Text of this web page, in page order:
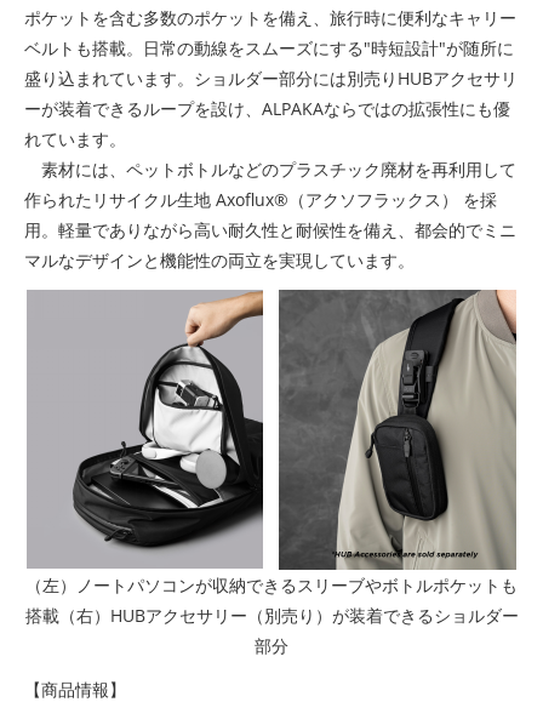
ポケットを含む多数のポケットを備え、旅行時に便利なキャリー
ベルトも搭載。日常の動線をスムーズにする"時短設計"が随所に
盛り込まれています。ショルダー部分には別売りHUBアクセサリ
ーが装着できるループを設け、ALPAKAならではの拡張性にも優
れています。
素材には、ペットボトルなどのプラスチック廃材を再利用して
作られたリサイクル生地 Axoflux®（アクソフラックス） を採
用。軽量でありながら高い耐久性と耐候性を備え、都会的でミニ
マルなデザインと機能性の両立を実現しています。
（左）ノートパソコンが収納できるスリーブやボトルポケットも
搭載（右）HUBアクセサリー（別売り）が装着できるショルダー
部分
【商品情報】